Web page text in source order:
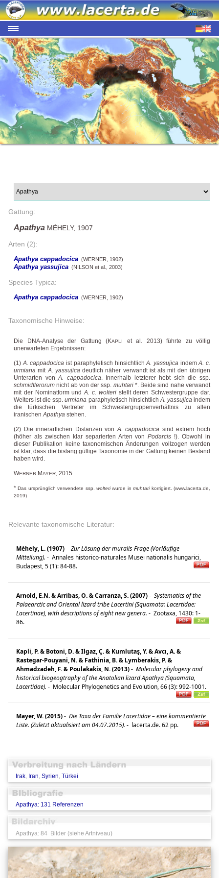
Gattung:
Apathya MÉHELY, 1907
Arten (2):
Apathya cappadocica (WERNER, 1902)
Apathya yassujica (NILSON et al., 2003)
Species Typica:
Apathya cappadocica (WERNER, 1902)
Taxonomische Hinweise:
Die DNA-Analyse der Gattung (KAPLI
et al. 2013) führte zu völlig
unerwarteten Ergebnissen:
(1) A. cappadocica ist paraphyletisch hinsichtlichA. yassujicaindemA. c.
urmiana mitA. yassujicadeutlich näher verwandt ist als mit den übrigen
Unterarten vonA. cappadocica. Innerhalb letzterer hebt sich die ssp.
schmidtlerorum nicht ab von der ssp. muhtari *. Beide sind nahe verwandt
mit der Nominatform undA. c. wolteristellt deren Schwestergruppe dar.
Weiters ist die ssp.urmiana paraphyletisch hinsichtlichA. yassujicaindem
die türkischen Vertreter im Schwestergruppenverhältnis zu allen
iranischenApathya stehen.
(2) Die innerartlichen Distanzen vonA. cappadocica sind extrem hoch
(höher als zwischen klar separierten Arten vonPodarcis !). Obwohl in
dieser Publikation keine taxonomischen Änderungen vollzogen werden
ist klar, dass die bislang gültige Taxonomie in der Gattung keinen Bestand
haben wird.
WERNER MAYER, 2015
* Das ursprünglich verwendete ssp. wolteriwurde inmuhtarikorrigiert. (www.lacerta.de,
2019)
Relevante taxonomische Literatur:
Méhely, L. (1907)- Zur Lösung der muralis-Frage (Vorläufige
Mitteilung). - Annales historico-naturales Musei nationalis hungarici,
Budapest, 5 (1): 84-88.
Arnold, E.N. & Arribas, O. & Carranza, S. (2007)- Systematics of the
Palaearctic and Oriental lizard tribe Lacertini (Squamata: Lacertidae:
Lacertinae), with descriptions of eight new genera. - Zootaxa, 1430: 1-
86.
Kapli, P. & Botoni, D. & Ilgaz, Ç. & Kumlutaş, Y. & Avcı, A. &
Rastegar-Pouyani, N. & Fathinia, B. & Lymberakis, P. &
Ahmadzadeh, F. & Poulakakis, N. (2013)- Molecular phylogeny and
historical biogeogtraphy of the Anatolian lizard Apathya (Squamata,
Lacertidae). - Molecular Phylogenetics and Evolution, 66 (3): 992-1001.
Mayer, W. (2015)- Die Taxa der Familie Lacertidae – eine kommentierte
Liste. (Zuletzt aktualisiert am 04.07.2015). - lacerta.de. 62 pp.
Irak, Iran, Syrien, Türkei
Apathya: 131 Referenzen
Apathya: 84 Bilder (siehe Artniveau)